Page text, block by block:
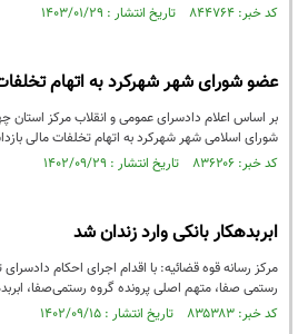
کد خبر: ۸۴۴۷۶۴ تاریخ انتشار : ۱۴۰۳/۰۱/۲۹
عضو شورای شهر شهرکرد به اتهام
بر اساس اعلام دادسرای عمومی و انقلاب مرکز استان
شورای اسلامی شهر شهرکرد به اتهام تخلفات مالی
کد خبر: ۸۳۶۲۰۶ تاریخ انتشار : ۱۴۰۲/۰۹/۲۹
ابربدهکار بانکی وارد زندان شد
رستمی صفا، متهم اصلی پرونده گروه رستمی‌صفا،
کد خبر: ۸۳۵۳۸۳ تاریخ انتشار : ۱۴۰۲/۰۹/۱۵